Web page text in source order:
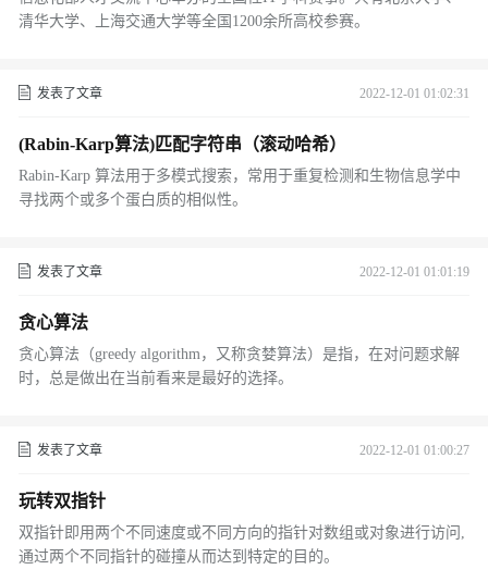
清华大学、上海交通大学等全国1200余所高校参赛。
发表了文章 2022-12-01 01:02:31
(Rabin-Karp算法)匹配字符串（滚动哈希）
Rabin-Karp 算法用于多模式搜索，常用于重复检测和生物信息学中
寻找两个或多个蛋白质的相似性。
发表了文章 2022-12-01 01:01:19
贪心算法
贪心算法（greedy algorithm，又称贪婪算法）是指，在对问题求解
时，总是做出在当前看来是最好的选择。
发表了文章 2022-12-01 01:00:27
玩转双指针
双指针即用两个不同速度或不同方向的指针对数组或对象进行访问,
通过两个不同指针的碰撞从而达到特定的目的。